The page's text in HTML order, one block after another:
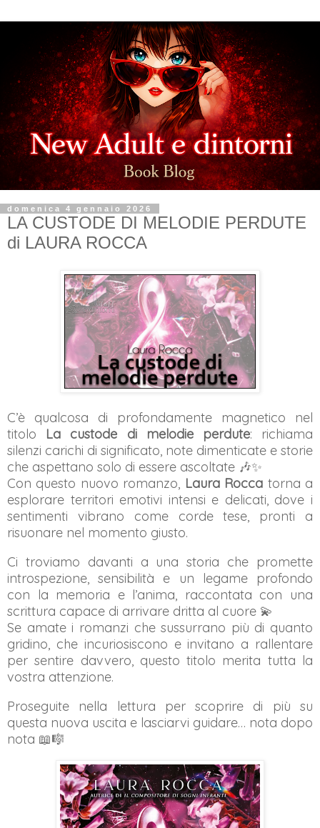
domenica 4 gennaio 2026
LA CUSTODE DI MELODIE PERDUTE
di LAURA ROCCA
C’è qualcosa di profondamente magnetico nel
titolo La custode di melodie perdute: richiama
silenzi carichi di significato, note dimenticate e storie
che aspettano solo di essere ascoltate 🎶✨
Con questo nuovo romanzo, Laura Rocca torna a
esplorare territori emotivi intensi e delicati, dove i
sentimenti vibrano come corde tese, pronti a
risuonare nel momento giusto.
Ci troviamo davanti a una storia che promette
introspezione, sensibilità e un legame profondo
con la memoria e l’anima, raccontata con una
scrittura capace di arrivare dritta al cuore 💫
Se amate i romanzi che sussurrano più di quanto
gridino, che incuriosiscono e invitano a rallentare
per sentire davvero, questo titolo merita tutta la
vostra attenzione.
Proseguite nella lettura per scoprire di più su
questa nuova uscita e lasciarvi guidare… nota dopo
nota 📖🎼